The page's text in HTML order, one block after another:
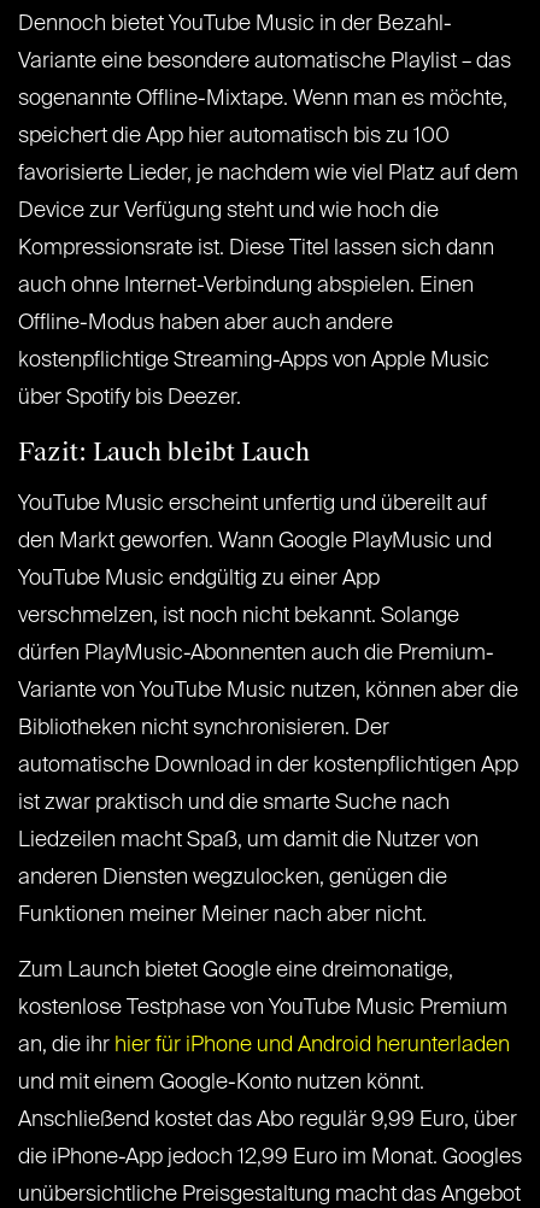
Dennoch bietet YouTube Music in der Bezahl-
Variante eine besondere automatische Playlist – das
sogenannte Offline-Mixtape. Wenn man es möchte,
speichert die App hier automatisch bis zu 100
favorisierte Lieder, je nachdem wie viel Platz auf dem
Device zur Verfügung steht und wie hoch die
Kompressionsrate ist. Diese Titel lassen sich dann
auch ohne Internet-Verbindung abspielen. Einen
Offline-Modus haben aber auch andere
kostenpflichtige Streaming-Apps von Apple Music
über Spotify bis Deezer.
Fazit: Lauch bleibt Lauch
YouTube Music erscheint unfertig und übereilt auf
den Markt geworfen. Wann Google PlayMusic und
YouTube Music endgültig zu einer App
verschmelzen, ist noch nicht bekannt. Solange
dürfen PlayMusic-Abonnenten auch die Premium-
Variante von YouTube Music nutzen, können aber die
Bibliotheken nicht synchronisieren. Der
automatische Download in der kostenpflichtigen App
ist zwar praktisch und die smarte Suche nach
Liedzeilen macht Spaß, um damit die Nutzer von
anderen Diensten wegzulocken, genügen die
Funktionen meiner Meiner nach aber nicht.
Zum Launch bietet Google eine dreimonatige,
kostenlose Testphase von YouTube Music Premium
an, die ihr hier für iPhone und Android herunterladen
und mit einem Google-Konto nutzen könnt.
Anschließend kostet das Abo regulär 9,99 Euro, über
die iPhone-App jedoch 12,99 Euro im Monat. Googles
unübersichtliche Preisgestaltung macht das Angebot